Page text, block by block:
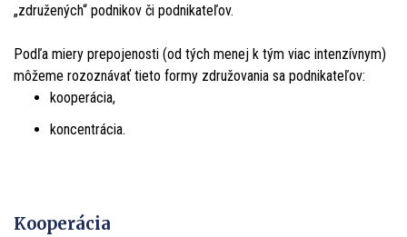
„združených“ podnikov či podnikateľov.
Podľa miery prepojenosti (od tých menej k tým viac intenzívnym)
môžeme rozoznávať tieto formy združovania sa podnikateľov:
kooperácia,
koncentrácia.
Kooperácia